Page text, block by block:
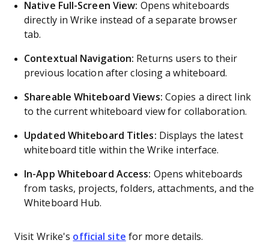
Native Full-Screen View: Opens whiteboards
directly in Wrike instead of a separate browser
tab.
Contextual Navigation: Returns users to their
previous location after closing a whiteboard.
Shareable Whiteboard Views: Copies a direct link
to the current whiteboard view for collaboration.
Updated Whiteboard Titles: Displays the latest
whiteboard title within the Wrike interface.
In-App Whiteboard Access: Opens whiteboards
from tasks, projects, folders, attachments, and the
Whiteboard Hub.
Visit Wrike's official site for more details.